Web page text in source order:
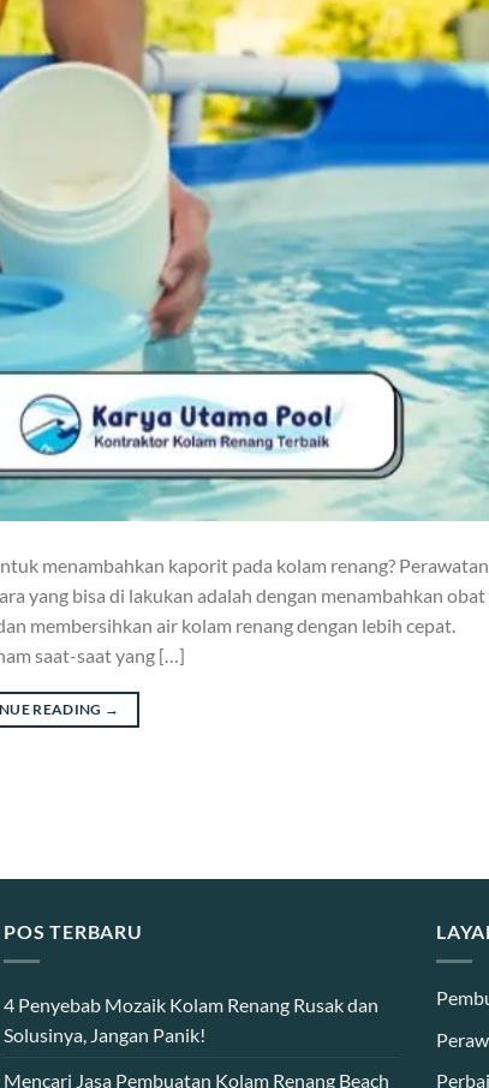
menambahkan kaporit pada kolam renang? Perawatan
yang bisa di lakukan adalah dengan menambahkan obat
membersihkan air kolam renang dengan lebih cepat.
saat-saat yang […]
READING →
POS TERBARU
4 Penyebab Mozaik Kolam Renang Rusak dan
Solusinya, Jangan Panik!
Mencari Jasa Pembuatan Kolam Renang Beach